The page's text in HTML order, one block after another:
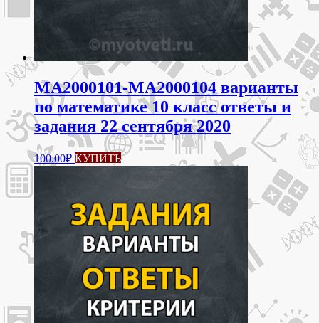
МА2000101-МА2000104 варианты
по математике 10 класс ответы и
задания 22 сентября 2020
100.00₽ КУПИТЬ